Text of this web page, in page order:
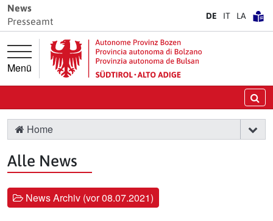
Springe direkt zur Hauptnavigation
Springe direkt zum Inhalt
News
Presseamt
DE IT LA
Menü
Home
Alle News
News Archiv (vor 08.07.2021)